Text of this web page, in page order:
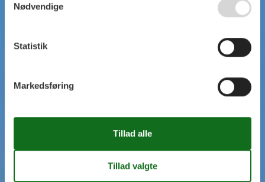
Nødvendige
Statistik
Markedsføring